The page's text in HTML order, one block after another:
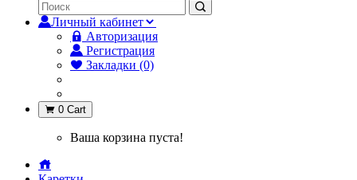
Личный кабинет
Авторизация
Регистрация
Закладки (0)
0 Cart
Ваша корзина пуста!